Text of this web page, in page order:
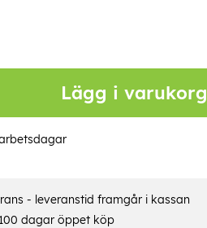
Lägg i varukorg
- leveranstid framgår i kassan
dagar öppet köp